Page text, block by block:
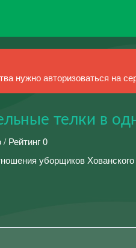
нужно авторизоваться на
телки в
Рейтинг 0
уборщиков